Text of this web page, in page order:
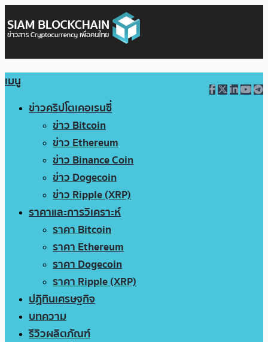
เมนู
ข่าวคริปโตเคอเรนซี่
ข่าว Bitcoin
ข่าว Ethereum
ข่าว Binance Coin
ข่าว Dogecoin
ข่าว Ripple (XRP)
ราคาและการวิเคราะห์
ราคา Bitcoin
ราคา Ethereum
ราคา Dogecoin
ราคา Ripple (XRP)
ปฏิทินเศรษฐกิจ
บทความ
รีวิวผลิตภัณฑ์